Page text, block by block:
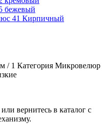
/ 1 Категория Микровелюр
вернитесь в каталог с